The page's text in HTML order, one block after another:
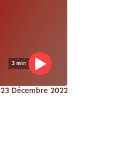
3 min
23 Décembre 2022